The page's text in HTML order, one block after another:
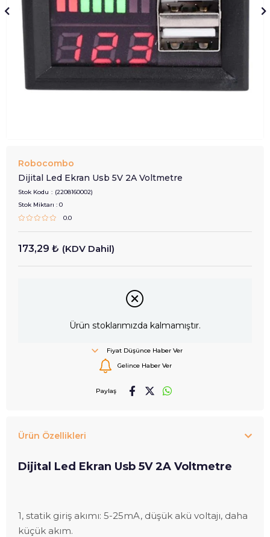
Robocombo
Dijital Led Ekran Usb 5V 2A Voltmetre
Stok Kodu
(2208160002)
Stok Miktarı : 0
0.0
173,29 ₺ (KDV Dahil)
Ürün stoklarımızda kalmamıştır.
Fiyat Düşünce Haber Ver
Gelince Haber Ver
Paylaş
Ürün Özellikleri
Dijital Led Ekran Usb 5V 2A Voltmetre
1, statik giriş akımı: 5-25mA, düşük akü voltajı, daha
küçük akım.